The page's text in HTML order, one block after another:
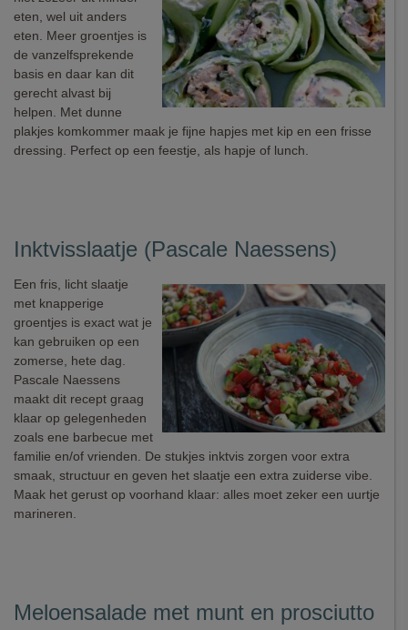
eten, wel uit anders
eten. Meer groentjes is
de vanzelfsprekende
basis en daar kan dit
gerecht alvast bij
helpen. Met dunne
plakjes komkommer maak je fijne hapjes met kip en een frisse
dressing. Perfect op een feestje, als hapje of lunch.
Inktvisslaatje (Pascale Naessens)
Een fris, licht slaatje
met knapperige
groentjes is exact wat je
kan gebruiken op een
zomerse, hete dag.
Pascale Naessens
maakt dit recept graag
klaar op gelegenheden
zoals ene barbecue met
familie en/of vrienden. De stukjes inktvis zorgen voor extra
smaak, structuur en geven het slaatje een extra zuiderse vibe.
Maak het gerust op voorhand klaar: alles moet zeker een uurtje
marineren.
Meloensalade met munt en prosciutto